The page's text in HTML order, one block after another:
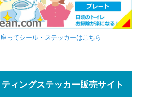
ってシール・ステッカーはこちら
ィングステッカー販売サイト